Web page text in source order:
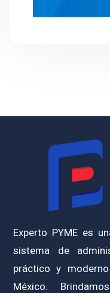
Experto PYME es
sistema de
práctico y
México.